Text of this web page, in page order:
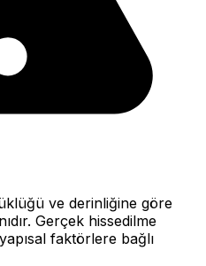
ve derinliğine göre
Gerçek hissedilme
faktörlere bağlı